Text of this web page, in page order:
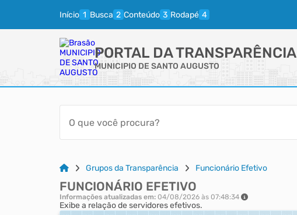
Início Busca Conteúdo Rodapé
PORTAL DA TRANSPARÊNCIA
MUNICIPIO DE SANTO AUGUSTO
Grupos da Transparência Funcionário Efetivo
FUNCIONÁRIO EFETIVO
Informações atualizadas em: 04/08/2026 às 07:48:34
Exibe a relação de servidores efetivos.